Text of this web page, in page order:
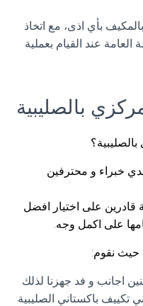
بأي اذى، مع اتخاذ
العامة عند القيام بعملية
بالصليبية
خبراء و محترفين
قادرين على اختيار افضل
على اكمل وجه.
حيث نقوم:
اجانب و فد جهزنا لذلك
تكييف باكستاني الصليبية